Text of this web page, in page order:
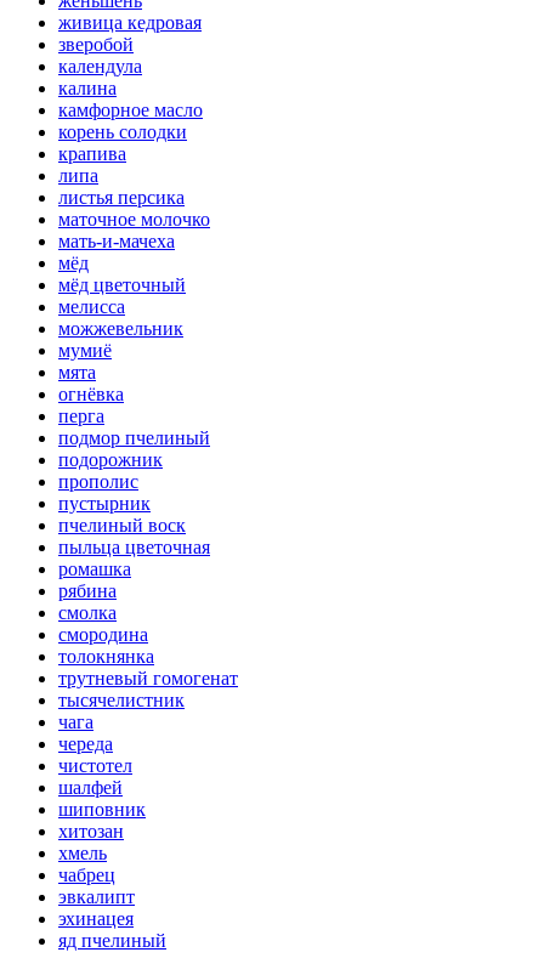
живица кедровая
зверобой
календула
калина
камфорное масло
корень солодки
крапива
липа
листья персика
маточное молочко
мать-и-мачеха
мёд
мёд цветочный
мелисса
можжевельник
мумиё
мята
огнёвка
перга
подмор пчелиный
подорожник
прополис
пустырник
пчелиный воск
пыльца цветочная
ромашка
рябина
смолка
смородина
толокнянка
трутневый гомогенат
тысячелистник
чага
череда
чистотел
шалфей
шиповник
хитозан
хмель
чабрец
эвкалипт
эхинацея
яд пчелиный